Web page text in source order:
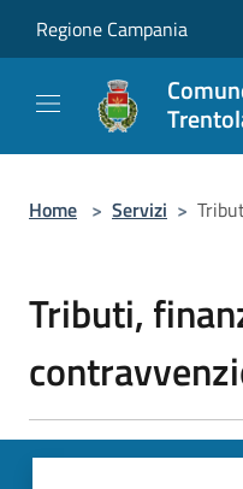
Regione Campania
Home > Servizi >
Tributi,